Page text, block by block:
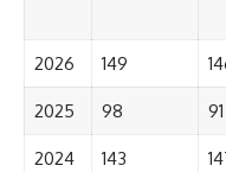
2026 149
2025 98 91
2024 143